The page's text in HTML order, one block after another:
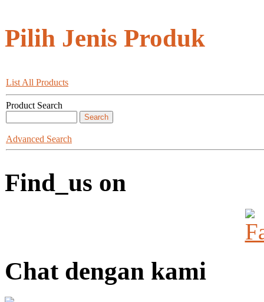
Pilih Jenis Produk
List All Products
Product Search
Advanced Search
Find_us on
Chat dengan kami